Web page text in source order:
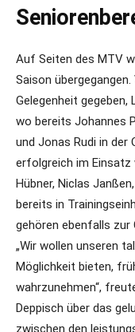
Auf Seiten des MTV
Saison
Gelegenheit
wo bereits Johannes
und Jonas Rudi in der
erfolgreich im Einsatz
Hübner, Niclas
bereits in
gehören ebenfalls zur
„Wir wollen unseren
Möglichkeit bieten,
wahrzunehmen“,
Deppisch über das
zwischen den